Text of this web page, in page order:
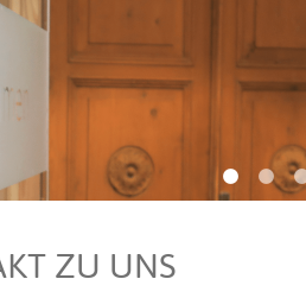
ZU UNS